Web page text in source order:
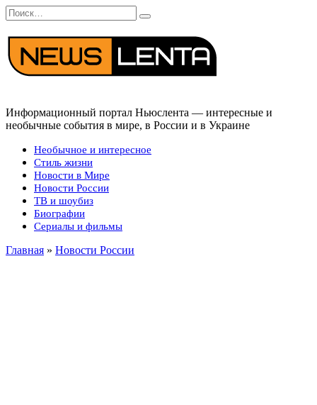
Перейти
к
содержанию
Search
for:
Информационный портал Ньюслента — интересные и
необычные события в мире, в России и в Украине
Необычное и интересное
Стиль жизни
Новости в Мире
Новости России
ТВ и шоубиз
Биографии
Сериалы и фильмы
Главная » Новости России